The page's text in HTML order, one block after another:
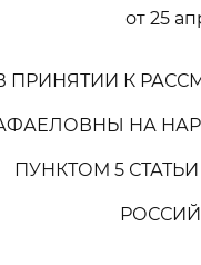
от 25
ПРИНЯТИИ К
НА
ПУНКТОМ 5